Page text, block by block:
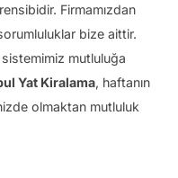
Firmamızdan
bize aittir.
mutluluğa
Yat Kiralama, haftanın
olmaktan mutluluk